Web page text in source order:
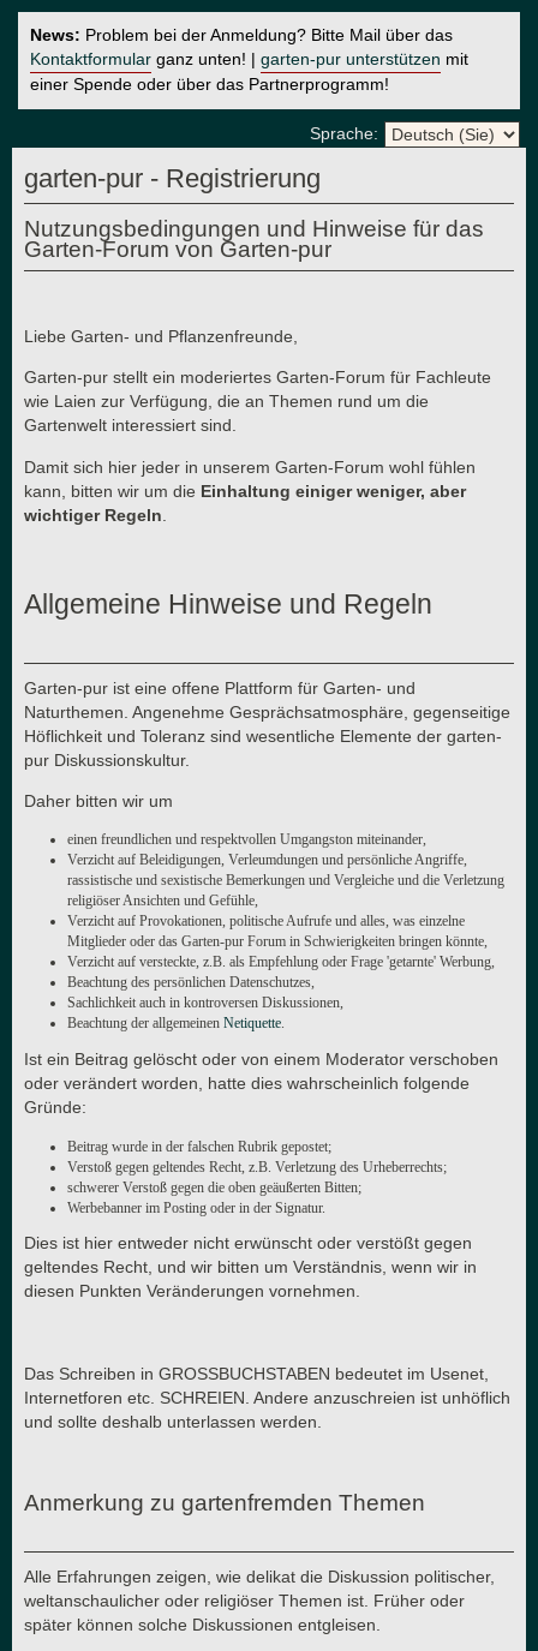
News: Problem bei der Anmeldung? Bitte Mail über das
Kontaktformular ganz unten! | garten-pur unterstützen mit
einer Spende oder über das Partnerprogramm!
Sprache:
garten-pur - Registrierung
Nutzungsbedingungen und Hinweise für das
Garten-Forum von Garten-pur
Liebe Garten- und Pflanzenfreunde,
Garten-pur stellt ein moderiertes Garten-Forum für Fachleute
wie Laien zur Verfügung, die an Themen rund um die
Gartenwelt interessiert sind.
Damit sich hier jeder in unserem Garten-Forum wohl fühlen
kann, bitten wir um die Einhaltung einiger weniger, aber
wichtiger Regeln
Allgemeine Hinweise und Regeln
Garten-pur ist eine offene Plattform für Garten- und
Naturthemen. Angenehme Gesprächsatmosphäre, gegenseitige
Höflichkeit und Toleranz sind wesentliche Elemente der garten-
pur Diskussionskultur.
Daher bitten wir um
einen freundlichen und respektvollen Umgangston miteinander,
Verzicht auf Beleidigungen, Verleumdungen und persönliche Angriffe,
rassistische und sexistische Bemerkungen und Vergleiche und die Verletzung
religiöser Ansichten und Gefühle,
Verzicht auf Provokationen, politische Aufrufe und alles, was einzelne
Mitglieder oder das Garten-pur Forum in Schwierigkeiten bringen könnte,
Verzicht auf versteckte, z.B. als Empfehlung oder Frage 'getarnte' Werbung,
Beachtung des persönlichen Datenschutzes,
Sachlichkeit auch in kontroversen Diskussionen,
Beachtung der allgemeinen Netiquette.
Ist ein Beitrag gelöscht oder von einem Moderator verschoben
oder verändert worden, hatte dies wahrscheinlich folgende
Gründe:
Beitrag wurde in der falschen Rubrik gepostet;
Verstoß gegen geltendes Recht, z.B. Verletzung des Urheberrechts;
schwerer Verstoß gegen die oben geäußerten Bitten;
Werbebanner im Posting oder in der Signatur.
Dies ist hier entweder nicht erwünscht oder verstößt gegen
geltendes Recht, und wir bitten um Verständnis, wenn wir in
diesen Punkten Veränderungen vornehmen.
Das Schreiben in GROSSBUCHSTABEN bedeutet im Usenet,
Internetforen etc. SCHREIEN. Andere anzuschreien ist unhöflich
und sollte deshalb unterlassen werden.
Anmerkung zu gartenfremden Themen
Alle Erfahrungen zeigen, wie delikat die Diskussion politischer,
weltanschaulicher oder religiöser Themen ist. Früher oder
später können solche Diskussionen entgleisen.